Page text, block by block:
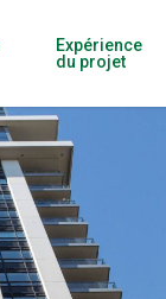
Expérience
du projet